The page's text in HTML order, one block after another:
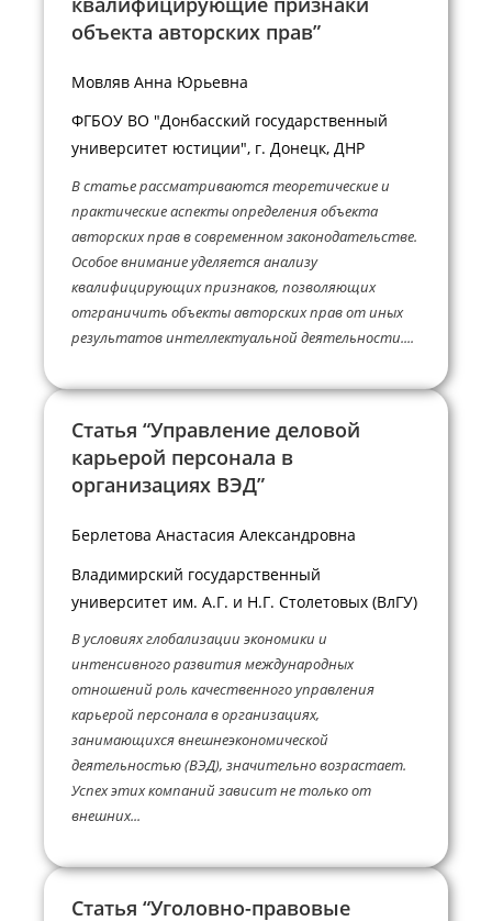
объекта авторских прав”
Мовляв Анна Юрьевна
ФГБОУ ВО "Донбасский государственный
университет юстиции", г. Донецк, ДНР
В статье рассматриваются теоретические и
практические аспекты определения объекта
авторских прав в современном законодательстве.
Особое внимание уделяется анализу
квалифицирующих признаков, позволяющих
отграничить объекты авторских прав от иных
результатов интеллектуальной деятельности....
Статья “Управление деловой
карьерой персонала в
организациях ВЭД”
Берлетова Анастасия Александровна
Владимирский государственный
университет им. А.Г. и Н.Г. Столетовых (ВлГУ)
В условиях глобализации экономики и
интенсивного развития международных
отношений роль качественного управления
карьерой персонала в организациях,
занимающихся внешнеэкономической
деятельностью (ВЭД), значительно возрастает.
Успех этих компаний зависит не только от
внешних...
Статья “Уголовно-правовые